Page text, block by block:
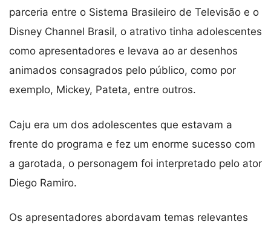
parceria entre o Sistema Brasileiro de Televisão e o
Disney Channel Brasil, o atrativo tinha adolescentes
como apresentadores e levava ao ar desenhos
animados consagrados pelo público, como por
exemplo, Mickey, Pateta, entre outros.
Caju era um dos adolescentes que estavam a
frente do programa e fez um enorme sucesso com
a garotada, o personagem foi interpretado pelo ator
Diego Ramiro.
Os apresentadores abordavam temas relevantes